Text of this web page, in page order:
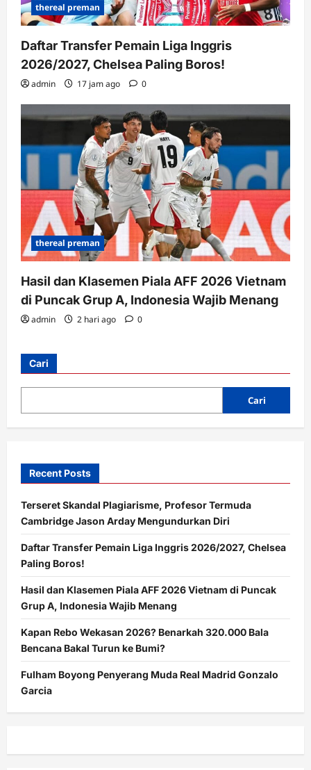
thereal preman
Daftar Transfer Pemain Liga Inggris
2026/2027, Chelsea Paling Boros!
admin 17 jam ago 0
thereal preman
Hasil dan Klasemen Piala AFF 2026 Vietnam
di Puncak Grup A, Indonesia Wajib Menang
admin 2 hari ago 0
Cari
Cari
Recent Posts
Terseret Skandal Plagiarisme, Profesor Termuda
Cambridge Jason Arday Mengundurkan Diri
Daftar Transfer Pemain Liga Inggris 2026/2027, Chelsea
Paling Boros!
Hasil dan Klasemen Piala AFF 2026 Vietnam di Puncak
Grup A, Indonesia Wajib Menang
Kapan Rebo Wekasan 2026? Benarkah 320.000 Bala
Bencana Bakal Turun ke Bumi?
Fulham Boyong Penyerang Muda Real Madrid Gonzalo
Garcia